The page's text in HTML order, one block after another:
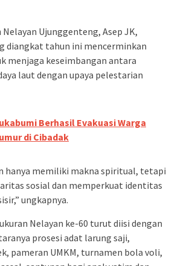
Ujunggenteng, Asep JK,
diangkat tahun ini mencerminkan
menjaga keseimbangan antara
laut dengan upaya pelestarian
Berhasil Evakuasi Warga
di Cibadak
hanya memiliki makna spiritual, tetapi
sosial dan memperkuat identitas
ungkapnya.
Nelayan ke-60 turut diisi dengan
prosesi adat larung saji,
pameran UMKM, turnamen bola voli,